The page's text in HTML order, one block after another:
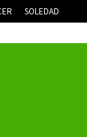
SOLEDAD